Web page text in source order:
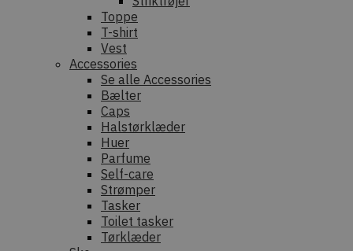
Toppe
T-shirt
Vest
Accessories
Se alle Accessories
Bælter
Caps
Halstørklæder
Huer
Parfume
Self-care
Strømper
Tasker
Toilet tasker
Tørklæder